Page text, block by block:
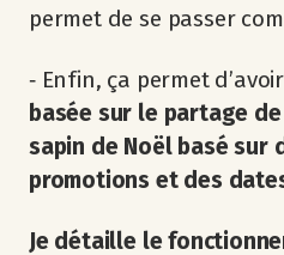
permet de se passer
‐ Enfin, ça permet
basée sur le partage
sapin de Noël basé sur
promotions et des
Je détaille le